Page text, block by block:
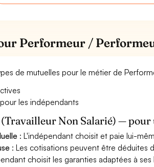
Performeur /
de mutuelles pour le métier de
les indépendants
Non Salarié) —
: L'indépendant choisit et paie lui-
: Les cotisations peuvent être déduites
choisit les garanties adaptées à